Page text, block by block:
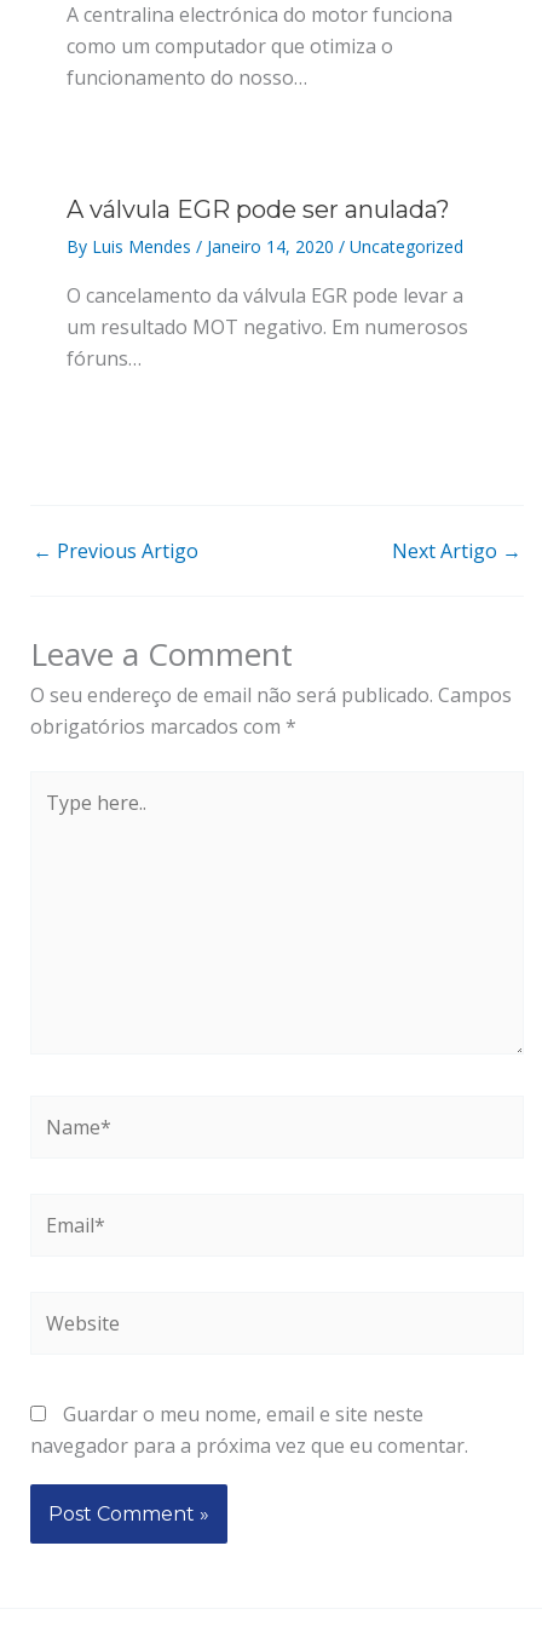
A centralina electrónica do motor funciona
como um computador que otimiza o
funcionamento do nosso…
A válvula EGR pode ser anulada?
By Luis Mendes / Janeiro 14, 2020 / Uncategorized
O cancelamento da válvula EGR pode levar a
um resultado MOT negativo. Em numerosos
fóruns…
← Previous Artigo Next Artigo →
Leave a Comment
O seu endereço de email não será publicado. Campos
obrigatórios marcados com *
here..
Guardar o meu nome, email e site neste
navegador para a próxima vez que eu comentar.